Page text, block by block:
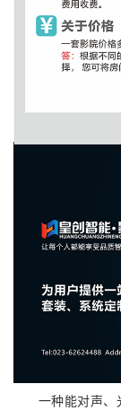
一种能对声、